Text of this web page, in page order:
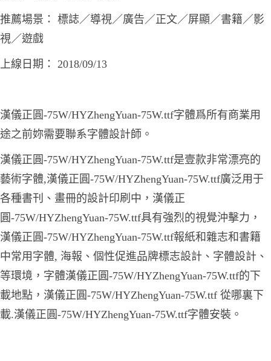
推薦場景： 標誌／導視／廣告／正文／屏顯／書籍／影
視／遊戲
上線日期： 2018/09/13
漢儀正圓-75W/HYZhengYuan-75W.ttf字體爲所有商業用
途之前妳需要聯系字體設計師。
漢儀正圓-75W/HYZhengYuan-75W.ttf是壹款非常漂亮的
藝術字體,漢儀正圓-75W/HYZhengYuan-75W.ttf廣泛用于
各種書刊、畫冊的設計印刷中，漢儀正
圓-75W/HYZhengYuan-75W.ttf具有強烈的視覺沖擊力，
漢儀正圓-75W/HYZhengYuan-75W.ttf報紙和雜志和書籍
中常用字體, 海報、個性促進品牌標志設計、字體設計、
等環境，字體漢儀正圓-75W/HYZhengYuan-75W.ttf的下
載地點，漢儀正圓-75W/HYZhengYuan-75W.ttf 從哪裏下
載.漢儀正圓-75W/HYZhengYuan-75W.ttf字體安裝。